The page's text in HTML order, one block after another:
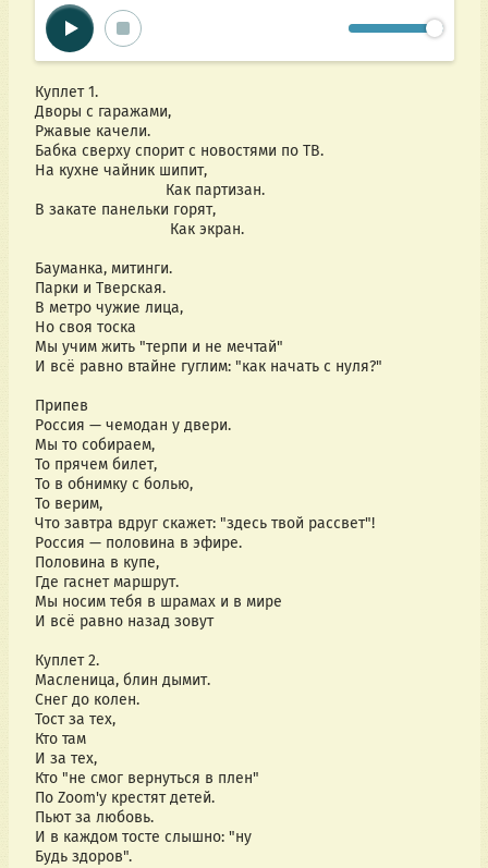
Куплет 1.
Дворы с гаражами,
Ржавые качели.
Бабка сверху спорит с новостями по ТВ.
На кухне чайник шипит,
                              Как партизан.
В закате панельки горят,
                               Как экран.
Бауманка, митинги.
Парки и Тверская.
В метро чужие лица,
Но своя тоска
Мы учим жить "терпи и не мечтай"
И всё равно втайне гуглим: "как начать с нуля?"
Припев
Россия — чемодан у двери.
Мы то собираем,
То прячем билет,
То в обнимку с болью,
То верим,
Что завтра вдруг скажет: "здесь твой рассвет"!
Россия — половина в эфире.
Половина в купе,
Где гаснет маршрут.
Мы носим тебя в шрамах и в мире
И всё равно назад зовут
Куплет 2.
Масленица, блин дымит.
Снег до колен.
Тост за тех,
Кто там
И за тех,
Кто "не смог вернуться в плен"
По Zoom'у крестят детей.
Пьют за любовь.
И в каждом тосте слышно: "ну
Будь здоров".